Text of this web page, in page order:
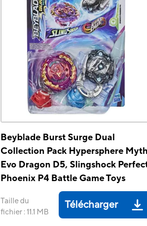
Beyblade Burst Surge Dual
Collection Pack Hypersphere
Evo Dragon D5, Slingshock
Phoenix P4 Battle Game Toys
Taille du
fichier :11.1 MB
Télécharger